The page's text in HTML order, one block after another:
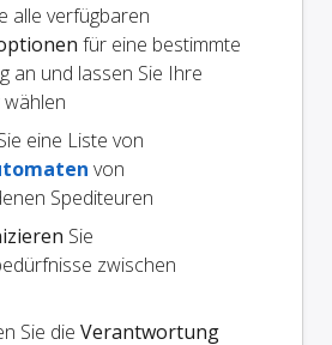
alle verfügbaren
für eine bestimmte
an und lassen Sie Ihre
eine Liste von
von
Spediteuren
Sie
zwischen
Sie die Verantwortung